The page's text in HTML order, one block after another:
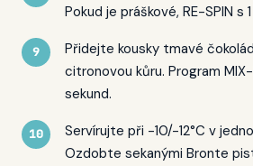
Pokud je práškové, RE-SPIN s
Přidejte kousky tmavé
citronovou kůru. Program
sekund.
Servírujte při -10/-12°C v
Ozdobte sekanými Bronte